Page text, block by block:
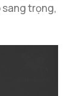
trọng,